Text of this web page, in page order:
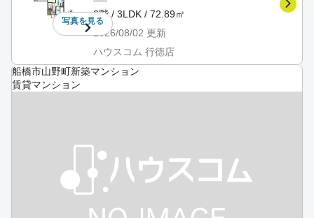
写真を見る
3階 / 3LDK / 72.89㎡
2026/08/02 更新
ハウスコム 行徳店
船橋市山野町新築マンション
賃貸マンション